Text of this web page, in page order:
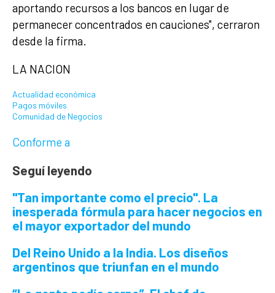
aportando recursos a los bancos en lugar de
permanecer concentrados en cauciones", cerraron
desde la firma.
LA NACION
Actualidad económica
Pagos móviles
Comunidad de Negocios
Conforme a
Seguí leyendo
"Tan importante como el precio". La
inesperada fórmula para hacer negocios en
el mayor exportador del mundo
Del Reino Unido a la India. Los diseños
argentinos que triunfan en el mundo